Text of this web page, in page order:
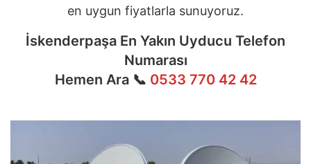
en uygun fiyatlarla sunuyoruz.
İskenderpaşa En Yakın Uyducu Telefon
Numarası
Hemen Ara 📞 0533 770 42 42